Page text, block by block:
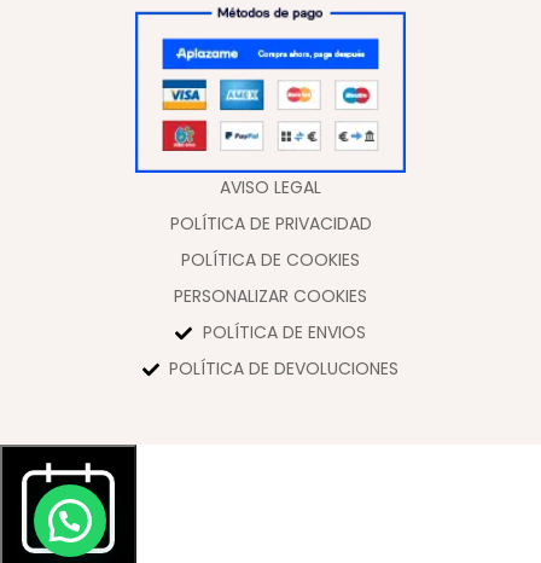
AVISO LEGAL
POLÍTICA DE PRIVACIDAD
POLÍTICA DE COOKIES
PERSONALIZAR COOKIES
POLÍTICA DE ENVIOS
POLÍTICA DE DEVOLUCIONES